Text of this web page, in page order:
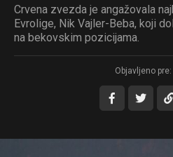
Crvena zvezda je angažovala
Evrolige, Nik Vajler-Beba, koji
na bekovskim pozicijama.
Objavljeno pre: